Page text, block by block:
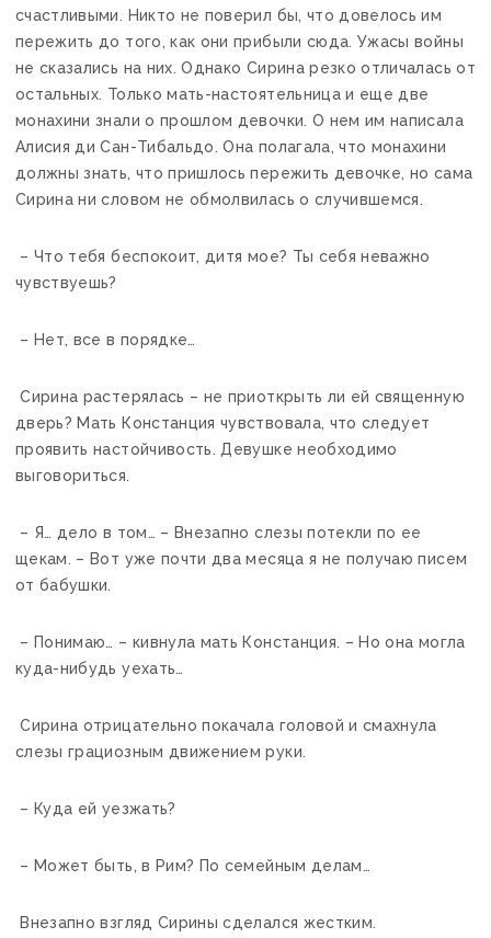
счастливыми. Никто не поверил бы, что довелось им
пережить до того, как они прибыли сюда. Ужасы войны
не сказались на них. Однако Сирина резко отличалась от
остальных. Только мать-настоятельница и еще две
монахини знали о прошлом девочки. О нем им написала
Алисия ди Сан-Тибальдо. Она полагала, что монахини
должны знать, что пришлось пережить девочке, но сама
Сирина ни словом не обмолвилась о случившемся.
– Что тебя беспокоит, дитя мое? Ты себя неважно
чувствуешь?
– Нет, все в порядке…
Сирина растерялась – не приоткрыть ли ей священную
дверь? Мать Констанция чувствовала, что следует
проявить настойчивость. Девушке необходимо
выговориться.
– Я… дело в том… – Внезапно слезы потекли по ее
щекам. – Вот уже почти два месяца я не получаю писем
от бабушки.
– Понимаю… – кивнула мать Констанция. – Но она могла
куда-нибудь уехать…
Сирина отрицательно покачала головой и смахнула
слезы грациозным движением руки.
– Куда ей уезжать?
– Может быть, в Рим? По семейным делам…
Внезапно взгляд Сирины сделался жестким.